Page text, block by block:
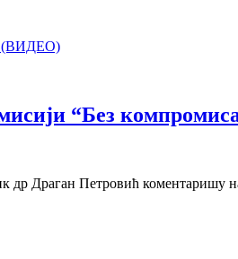
“Без
др Драган Петровић коментаришу